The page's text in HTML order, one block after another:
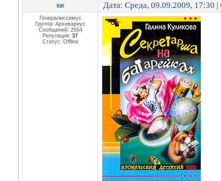
pas Дата: Среда, 09.09.2009, 17:30
Генералиссимус
Группа: Архивариус
Сообщений: 2554
Репутация: 37
Статус: Offline